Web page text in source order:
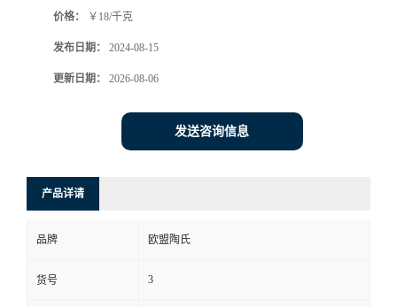
价格： ￥18/千克
发布日期： 2024-08-15
更新日期： 2026-08-06
发送咨询信息
产品详请
品牌 欧盟陶氏
货号 3